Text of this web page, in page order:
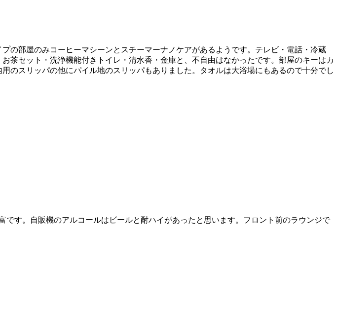
の部屋のみコーヒーマシーンとスチーマーナノケアがあるようです。テレビ・電話・冷蔵
茶セット・洗浄機能付きトイレ・清水香・金庫と、不自由はなかったです。部屋のキーはカ
のスリッパの他にパイル地のスリッパもありました。タオルは大浴場にもあるので十分でし
す。自販機のアルコールはビールと酎ハイがあったと思います。フロント前のラウンジで